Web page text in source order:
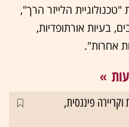
הלייזר הרך",
בעיות אורתופדיות,
אחרות".
וקריירה פיננסית,